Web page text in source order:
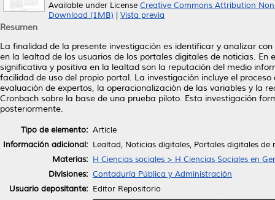
Available under License Creative Commons Attribution
Download (1MB)
Vista previa
Resumen
La finalidad de la presente investigación es identificar y analizar
en la lealtad de los usuarios de los portales digitales de noticias.
significativa y positiva en la lealtad son la reputación del medio
facilidad de uso del propio portal. La investigación incluye el
evaluación de expertos, la operacionalización de las variables y la
Cronbach sobre la base de una prueba piloto. Esta investigación
posteriormente.
Tipo de elemento: Article
Información adicional: Lealtad, Noticias digitales, Portales digitales
Materias: H Ciencias sociales > H Ciencias Sociales en
Divisiones: Contaduría Pública y Administración
Usuario depositante: Editor Repositorio